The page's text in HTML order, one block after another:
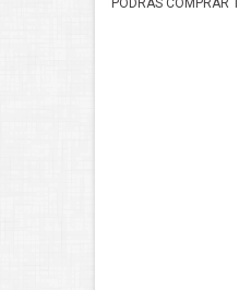
PODRÁS COMPRAR